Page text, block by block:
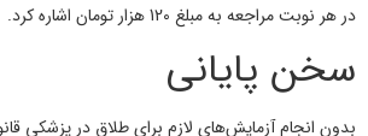
در هر نوبت مراجعه به مبلغ 120 هزار تومان اشاره کرد.
سخن پایانی
بدون انجام آزمایش‌های لازم برای طلاق در پزشکی